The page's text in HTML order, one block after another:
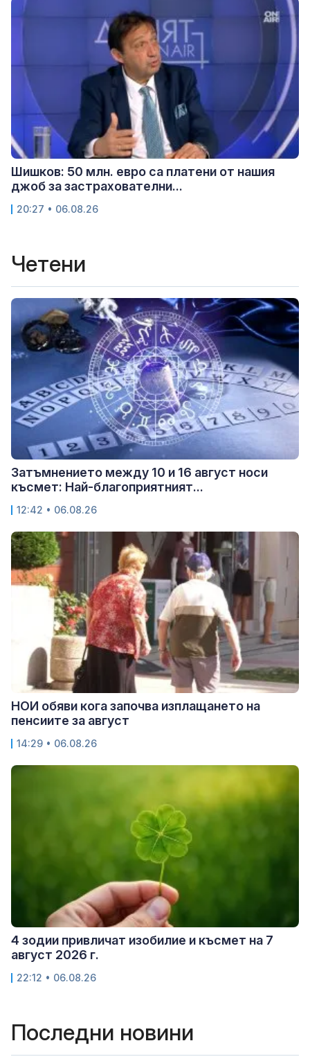
Шишков: 50 млн. евро са платени от нашия
джоб за застрахователни...
20:27 • 06.08.26
Четени
Затъмнението между 10 и 16 август носи
късмет: Най-благоприятният...
12:42 • 06.08.26
НОИ обяви кога започва изплащането на
пенсиите за август
14:29 • 06.08.26
4 зодии привличат изобилие и късмет на 7
август 2026 г.
22:12 • 06.08.26
Последни новини